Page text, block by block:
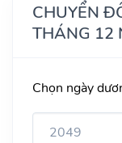
CHUYỂN
THÁNG 12
Chọn ngày